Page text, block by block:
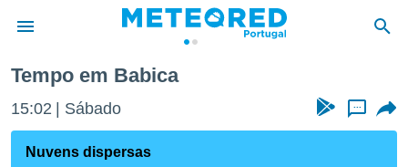
da
foi
Tempo em Babica
15:02 Sábado ...
Nuvens dispersas